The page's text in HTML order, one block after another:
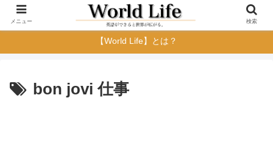
【World Life】とは？
bon jovi 仕事
メニュー 検索